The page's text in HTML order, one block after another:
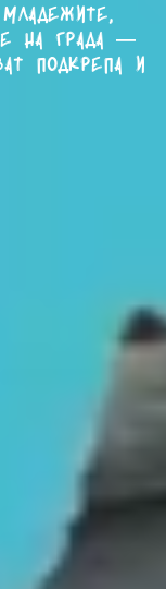
на града —
подкрепа и